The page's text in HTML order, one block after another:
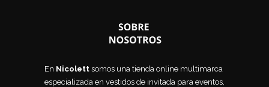
En Nicolett somos una tienda online multimarca
especializada en vestidos de invitada para eventos,